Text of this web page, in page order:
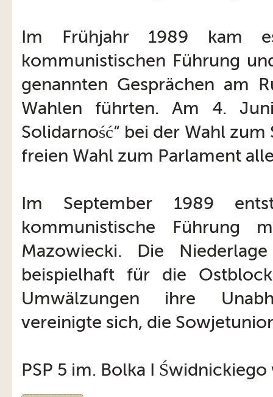
Im Frühjahr 1989 kam
kommunistischen Führung
genannten Gesprächen am
Wahlen führten. Am 4.
Solidarność“ bei der Wahl
freien Wahl zum Parlament
Im September 1989
kommunistische Führung
Mazowiecki. Die
beispielhaft für die
Umwälzungen ihre
vereinigte sich, die
PSP 5 im. Bolka I